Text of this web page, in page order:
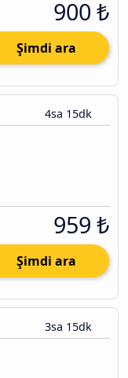
900 ₺
Şimdi ara
4sa 15dk
959 ₺
Şimdi ara
3sa 15dk